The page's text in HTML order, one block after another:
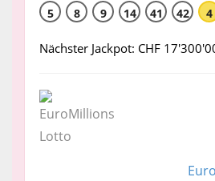
5 8 9 14 41 42 4
Nächster Jackpot: CHF